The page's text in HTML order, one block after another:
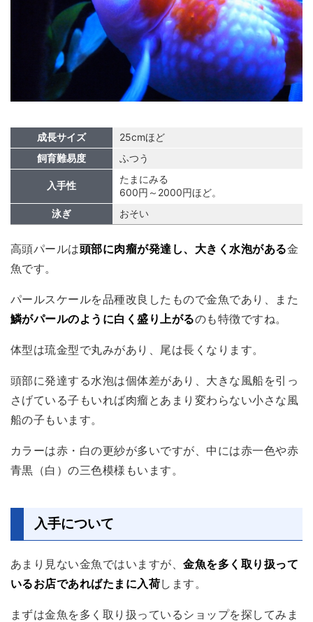
成長サイズ
25cmほど
飼育難易度
ふつう
入手性
たまにみる
600円～2000円ほど。
泳ぎ
おそい
高頭パールは頭部に肉瘤が発達し、大きく水泡がある金
魚です。
パールスケールを品種改良したもので金魚であり、また
鱗がパールのように白く盛り上がるのも特徴ですね。
体型は琉金型で丸みがあり、尾は長くなります。
頭部に発達する水泡は個体差があり、大きな風船を引っ
さげている子もいれば肉瘤とあまり変わらない小さな風
船の子もいます。
カラーは赤・白の更紗が多いですが、中には赤一色や赤
青黒（白）の三色模様もいます。
入手について
あまり見ない金魚ではいますが、金魚を多く取り扱って
いるお店であればたまに入荷します。
まずは金魚を多く取り扱っているショップを探してみま